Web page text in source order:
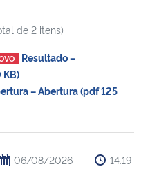
de 2 itens)
Resultado –
KB)
– Abertura (pdf 125
06/08/2026 14:19